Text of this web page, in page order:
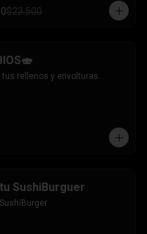
palta envuelto en sesamo.
primavera.
$23.500
tus rellenos y envolturas.
SushiBurguer